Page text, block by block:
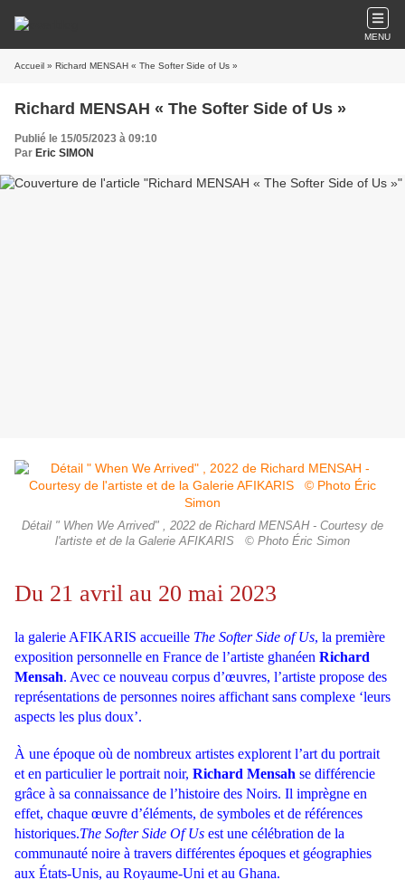
MENU
Accueil » Richard MENSAH « The Softer Side of Us »
Richard MENSAH « The Softer Side of Us »
Publié le 15/05/2023 à 09:10
Par Eric SIMON
Détail " When We Arrived" , 2022 de Richard MENSAH - Courtesy de
l'artiste et de la Galerie AFIKARIS © Photo Éric Simon
Du 21 avril au 20 mai 2023
la galerie AFIKARIS accueille The Softer Side of Us, la première
exposition personnelle en France de l’artiste ghanéen Richard
Mensah. Avec ce nouveau corpus d’œuvres, l’artiste propose des
représentations de personnes noires affichant sans complexe ‘leurs
aspects les plus doux’.
À une époque où de nombreux artistes explorent l’art du portrait
et en particulier le portrait noir, Richard Mensah se différencie
grâce à sa connaissance de l’histoire des Noirs. Il imprègne en
effet, chaque œuvre d’éléments, de symboles et de références
historiques.The Softer Side Of Us est une célébration de la
communauté noire à travers différentes époques et géographies
aux États-Unis, au Royaume-Uni et au Ghana.